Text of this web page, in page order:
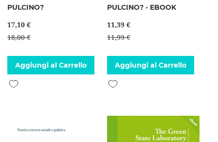
PULCINO?
17,10 €
18,00 €
Aggiungi al Carrello
Aggiungi alla lista desideri
PULCINO? - EBOOK
11,39 €
11,99 €
Aggiungi al Carrello
Aggiungi alla lista desideri